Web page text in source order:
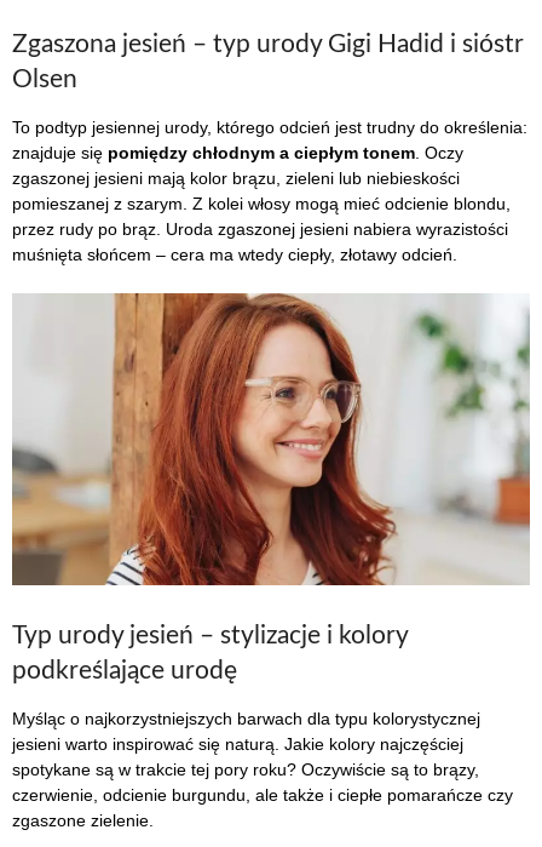
Zgaszona jesień – typ urody Gigi Hadid i sióstr
Olsen
To podtyp jesiennej urody, którego odcień jest trudny do określenia:
znajduje się pomiędzy chłodnym a ciepłym tonem . Oczy
zgaszonej jesieni mają kolor brązu, zieleni lub niebieskości
pomieszanej z szarym. Z kolei włosy mogą mieć odcienie blondu,
przez rudy po brąz. Uroda zgaszonej jesieni nabiera wyrazistości
muśnięta słońcem – cera ma wtedy ciepły, złotawy odcień.
Typ urody jesień – stylizacje i kolory
podkreślające urodę
Myśląc o najkorzystniejszych barwach dla typu kolorystycznej
jesieni warto inspirować się naturą. Jakie kolory najczęściej
spotykane są w trakcie tej pory roku? Oczywiście są to brązy,
czerwienie, odcienie burgundu, ale także i ciepłe pomarańcze czy
zgaszone zielenie.